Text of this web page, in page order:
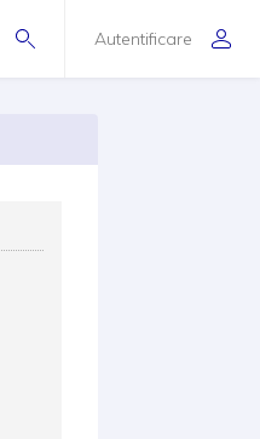
Autentificare